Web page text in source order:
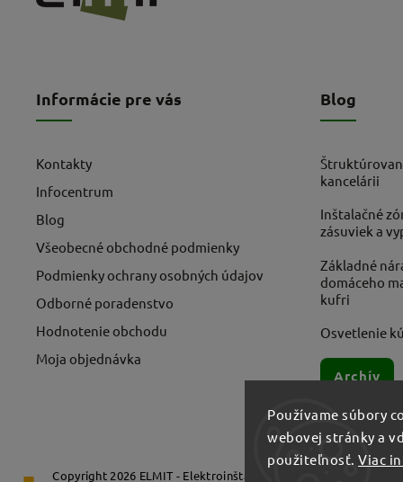
Používame súbory
webovej stránky a
použiteľnosť. Viac
Informácie pre vás
Kontakty
Infocentrum
Blog
Všeobecné obchodné podmienky
Podmienky ochrany osobných údajov
Odborné poradenstvo
Hodnotenie obchodu
Moja objednávka
Blog
kancelárii
Inštalačné
zásuviek a
Základné
domáceho
kufri
Osvetlenie
Archív
Copyright 2026 ELMIT - Elektroinštalačný materiál, svietidlá